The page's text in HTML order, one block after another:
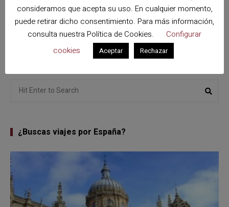
VIAJES A ITALIA
Verona, ciudad del amor
for:
¿Buscas viajes por España?
consideramos que acepta su uso. En cualquier momento,
puede retirar dicho consentimiento. Para más información,
consulta nuestra Política de Cookies.
Configurar
cookies
Aceptar Rechazar